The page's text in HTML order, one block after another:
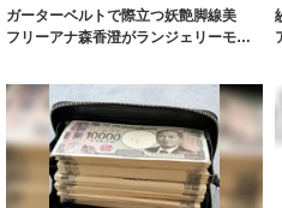
「占い師だけが知ってる〝お金が増え
る人の共通点〟」
PR(合同会社デジタルファーム )